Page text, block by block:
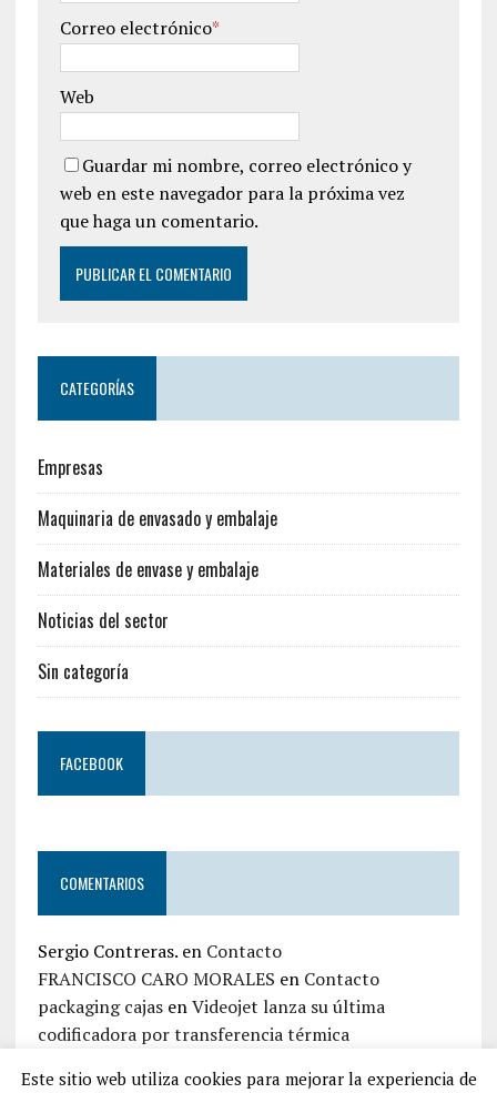
Correo electrónico*
Web
Guardar mi nombre, correo electrónico y
web en este navegador para la próxima vez
que haga un comentario.
CATEGORÍAS
Empresas
Maquinaria de envasado y embalaje
Materiales de envase y embalaje
Noticias del sector
Sin categoría
FACEBOOK
COMENTARIOS
Sergio Contreras.en Contacto
FRANCISCO CARO MORALES en Contacto
packaging cajasenVideojet lanza su última
codificadora por transferencia térmica
Este sitio web utiliza cookies para mejorar la experiencia de